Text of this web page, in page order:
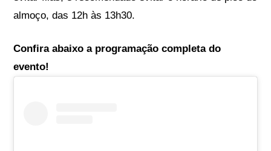
almoço, das 12h às 13h30.
Confira abaixo a programação completa do
evento!